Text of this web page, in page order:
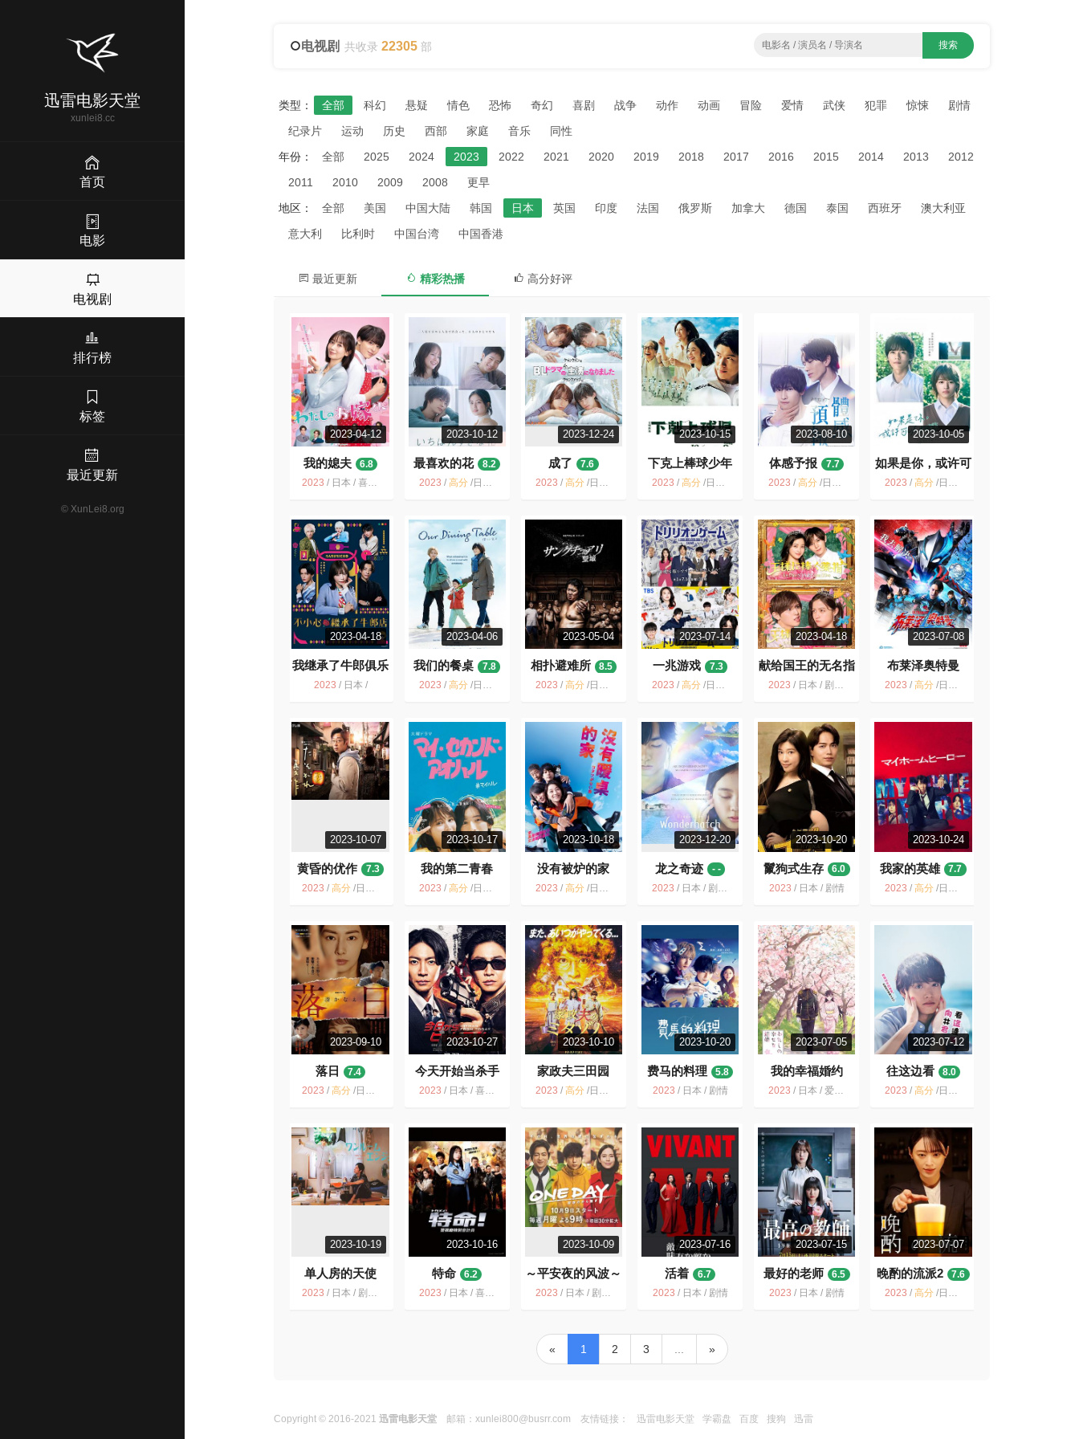
迅雷电影天堂
xunlei8.cc
首页
电影
电视剧
排行榜
标签
最近更新
© XunLei8.org
电视剧 共收录22305 部
类型： 全部 科幻 悬疑 情色 恐怖 奇幻 喜剧 战争 动作 动画 冒险 爱情 武侠 犯罪 惊悚
剧情
纪录片
运动 历史 西部 家庭 音乐
同性
年份：
全部 2025 2024 2023 2022 2021 2020 2019 2018 2017 2016 2015 2014 2013
2012
2011
2010 2009 2008
更早
地区：
全部 美国 中国大陆 韩国 日本 英国 印度 法国 俄罗斯 加拿大 德国 泰国 西班牙
澳大利亚
意大利
比利时 中国台湾 中国香港
最近更新 精彩热播 高分好评
2023-04-12
我的媳夫
6.8
2023 / 日本 / 喜剧 爱情
2023-10-12
最喜欢的花
8.2
2023 / 高分/日本 / 剧情 爱情
2023-12-24
成了
7.6
2023 / 高分/日本 / 剧情 同性
2023-10-15
下克上棒球少年
9.2
2023 / 高分/日本 / 剧情
2023-08-10
体感予报
7.7
2023 /高分 / 日本 / 剧情 爱情 同性
2023-10-05
如果是你，或许可
以相恋
8.0
2023 /高分 / 日本 / 剧情 爱情 同性
2023-04-18
我继承了牛郎俱乐
部
6.4
2023 / 日本 /
2023-04-06
我们的餐桌
7.8
2023 / 高分/日本 / 同性
2023-05-04
相扑避难所
8.5
2023 / 高分/日本 / 剧情 喜剧
2023-07-14
一兆游戏
7.3
2023 / 高分/日本 / 剧情
2023-04-18
献给国王的无名指
6.7
2023 / 日本 / 剧情 喜剧 爱情
2023-07-08
布莱泽奥特曼
9.3
2023 /高分 / 日本 / 动作 科幻
2023-10-07
黄昏的优作
7.3
2023 /高分 /日本 /
2023-10-17
我的第二青春
7.3
2023 / 高分/日本 / 喜剧 爱情
2023-10-18
没有被炉的家
7.5
2023 / 高分/日本 / 剧情 喜剧
2023-12-20
龙之奇迹
- -
2023 / 日本 / 剧情 爱情 奇幻
2023-10-20
鬣狗式生存
6.0
2023 / 日本 / 剧情
2023-10-24
我家的英雄
7.7
2023 /高分 /日本 / 悬疑 犯罪
2023-09-10
落日
7.4
2023 /高分 /日本 / 剧情 悬疑
2023-10-27
今天开始当杀手
6.5
2023 / 日本 / 喜剧 悬疑
2023-10-10
家政夫三田园
6
8.2
2023 / 高分/日本 / 剧情
2023-10-20
费马的料理
5.8
2023 / 日本 / 剧情
2023-07-05
我的幸福婚约
6.8
2023 / 日本 / 爱情 动画 奇幻
2023-07-12
往这边看
8.0
2023 /高分 /日本 / 剧情 爱情
2023-10-19
单人房的天使
6.8
2023 / 日本 / 剧情 同性 奇幻
2023-10-16
特命
6.2
2023 / 日本 / 喜剧 悬疑
2023-10-09
～平安夜的风波～
5.5
2023 / 日本 / 剧情 悬疑
2023-07-16
活着
6.7
2023 / 日本 / 剧情
2023-07-15
最好的老师
6.5
2023 / 日本 / 剧情
2023-07-07
晚酌的流派2
7.6
2023 /高分 /日本 /
« 1 2 3 »
Copyright © 2016-2021迅雷电影天堂 邮箱：xunlei800@busrr.com 友情链接： 迅雷电影天堂 学霸盘 百度 搜狗 迅雷